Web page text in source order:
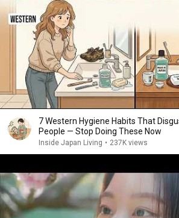
7 Western Hygiene Habits That
People — Stop Doing These Now
Inside Japan Living • 237K views